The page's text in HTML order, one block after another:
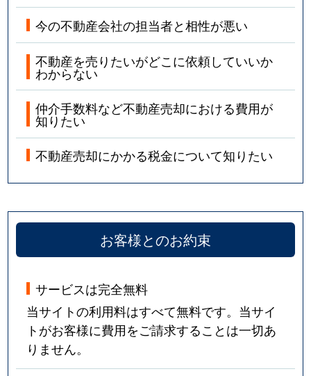
今の不動産会社の担当者と相性が悪い
不動産を売りたいがどこに依頼していいか
わからない
仲介手数料など不動産売却における費用が
知りたい
不動産売却にかかる税金について知りたい
お客様とのお約束
サービスは完全無料
当サイトの利用料はすべて無料です。当サイ
トがお客様に費用をご請求することは一切あ
りません。